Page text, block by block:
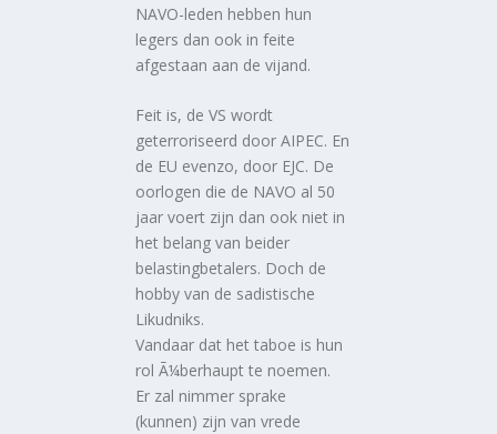
NAVO-leden hebben hun
legers dan ook in feite
afgestaan aan de vijand.
Feit is, de VS wordt
geterroriseerd door AIPEC. En
de EU evenzo, door EJC. De
oorlogen die de NAVO al 50
jaar voert zijn dan ook niet in
het belang van beider
belastingbetalers. Doch de
hobby van de sadistische
Likudniks.
Vandaar dat het taboe is hun
rol Ã¼berhaupt te noemen.
Er zal nimmer sprake
(kunnen) zijn van vrede